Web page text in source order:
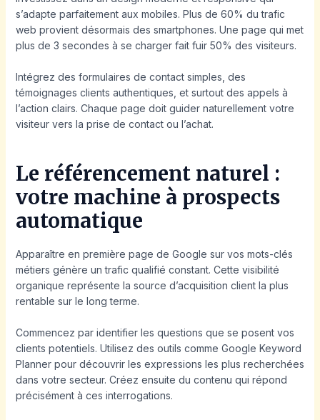
s’adapte parfaitement aux mobiles. Plus de 60% du trafic
web provient désormais des smartphones. Une page qui met
plus de 3 secondes à se charger fait fuir 50% des visiteurs.
Intégrez des formulaires de contact simples, des
témoignages clients authentiques, et surtout des appels à
l’action clairs. Chaque page doit guider naturellement votre
visiteur vers la prise de contact ou l’achat.
Le référencement naturel :
votre machine à prospects
automatique
Apparaître en première page de Google sur vos mots-clés
métiers génère un trafic qualifié constant. Cette visibilité
organique représente la source d’acquisition client la plus
rentable sur le long terme.
Commencez par identifier les questions que se posent vos
clients potentiels. Utilisez des outils comme Google Keyword
Planner pour découvrir les expressions les plus recherchées
dans votre secteur. Créez ensuite du contenu qui répond
précisément à ces interrogations.